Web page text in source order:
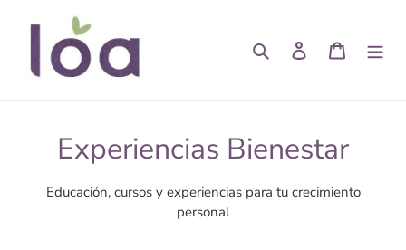
directamente
contenido
Buscar Ingresar Carrito
C
o
Experiencias Bienestar
Educación, cursos y experiencias para tu crecimiento
personal